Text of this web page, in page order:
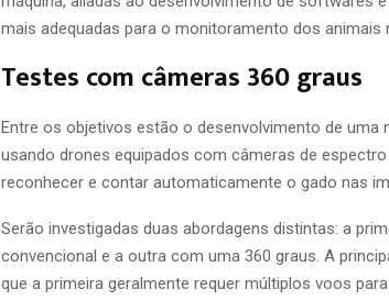
mais adequadas para o monitoramento dos animais
Testes com câmeras 360 graus
Entre os objetivos estão o desenvolvimento de uma
usando drones equipados com câmeras de
reconhecer e contar automaticamente o gado nas
Serão investigadas duas abordagens distintas: a
convencional e a outra com uma 360 graus. A
que a primeira geralmente requer múltiplos voos